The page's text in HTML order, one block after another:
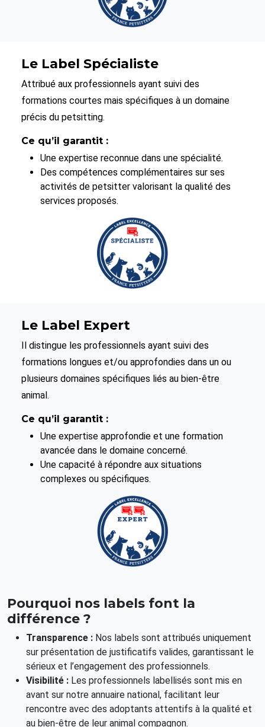
Le Label Spécialiste
Attribué aux professionnels ayant suivi des
formations courtes mais spécifiques à un domaine
précis du petsitting.
Ce qu’il garantit :
Une expertise reconnue dans une spécialité.
Des compétences complémentaires sur ses
activités de petsitter valorisant la qualité des
services proposés.
Le Label Expert
Il distingue les professionnels ayant suivi des
formations longues et/ou approfondies dans un ou
plusieurs domaines spécifiques liés au bien-être
animal.
Ce qu’il garantit :
Une expertise approfondie et une formation
avancée dans le domaine concerné.
Une capacité à répondre aux situations
complexes ou spécifiques.
Pourquoi nos labels font la
différence ?
Transparence : Nos labels sont attribués uniquement
sur présentation de justificatifs valides, garantissant le
sérieux et l’engagement des professionnels.
Visibilité : Les professionnels labellisés sont mis en
avant sur notre annuaire national, facilitant leur
rencontre avec des adoptants attentifs à la qualité et
au bien-être de leur animal compagnon.